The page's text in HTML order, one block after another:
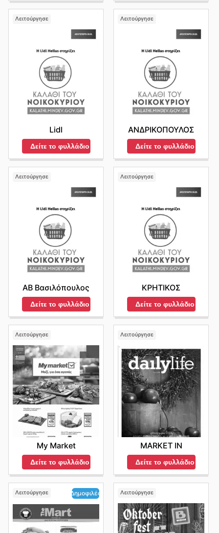
Λειτούργησε
Lidl
Δείτε το φυλλάδιο
Λειτούργησε
ΑΝΔΡΙΚΟΠΟΥΛΟΣ
Δείτε το φυλλάδιο
Λειτούργησε
ΑΒ Βασιλόπουλος
Δείτε το φυλλάδιο
Λειτούργησε
ΚΡΗΤΙΚΟΣ
Δείτε το φυλλάδιο
Λειτούργησε
My Market
Δείτε το φυλλάδιο
Λειτούργησε
MARKET IN
Δείτε το φυλλάδιο
Λειτούργησε Δημοφιλές Λειτούργησε